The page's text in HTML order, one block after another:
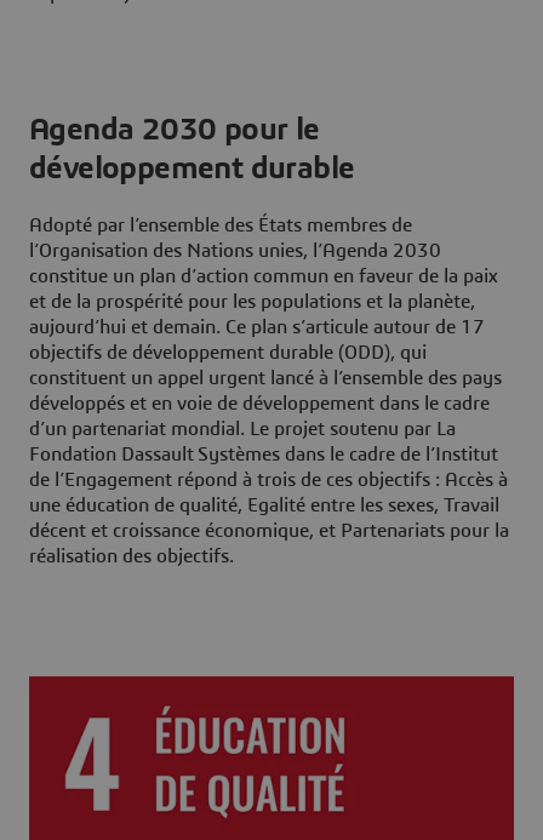
Agenda 2030 pour le
développement durable
Adopté par l’ensemble des États membres de
l’Organisation des Nations unies, l’Agenda 2030
constitue un plan d’action commun en faveur de la paix
et de la prospérité pour les populations et la planète,
aujourd’hui et demain. Ce plan s’articule autour de 17
objectifs de développement durable (ODD), qui
constituent un appel urgent lancé à l’ensemble des pays
développés et en voie de développement dans le cadre
d’un partenariat mondial. Le projet soutenu par La
Fondation Dassault Systèmes dans le cadre de l’Institut
de l’Engagement répond à trois de ces objectifs : Accès à
une éducation de qualité, Egalité entre les sexes, Travail
décent et croissance économique, et Partenariats pour la
réalisation des objectifs.